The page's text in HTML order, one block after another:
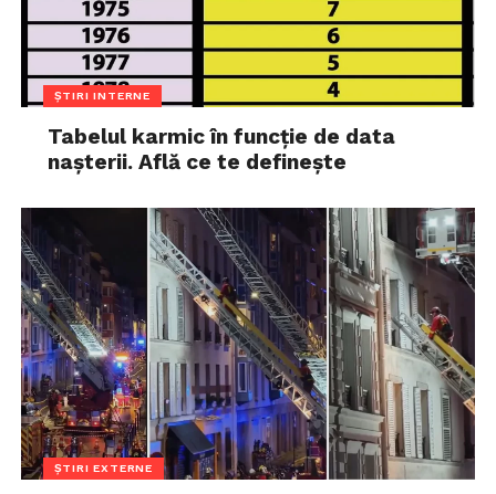
ȘTIRI INTERNE
Tabelul karmic în funcție de data
nașterii. Află ce te definește
ȘTIRI EXTERNE